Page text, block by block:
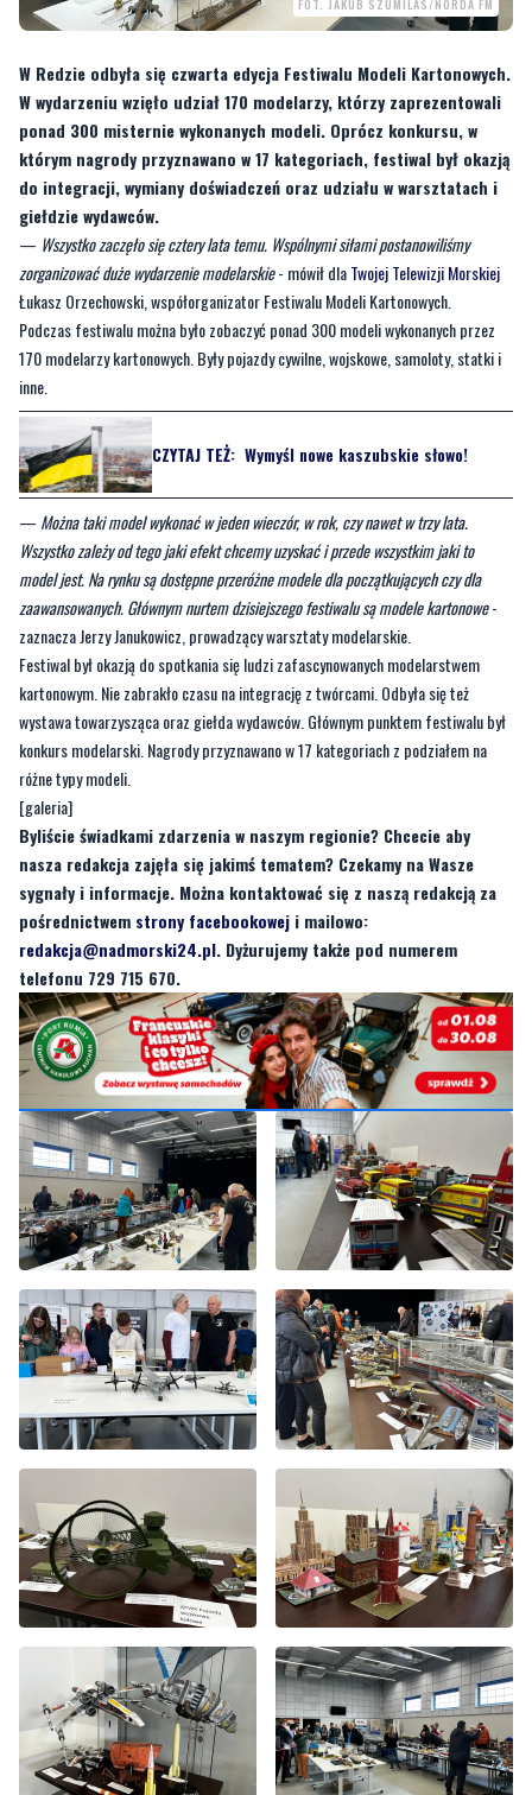
W wydarzeniu wzięło udział 170 modelarzy, którzy zaprezentowali
którym nagrody przyznawano w 17 kategoriach, festiwal był okazją
do integracji, wymiany doświadczeń oraz udziału w warsztatach i
giełdzie wydawców.
—Wszystko zaczęło się cztery lata temu. Wspólnymi siłami postanowiliśmy
zorganizować duże wydarzenie modelarskie- mówił dlaTwojej Telewizji Morskiej
Łukasz Orzechowski, współorganizator Festiwalu Modeli Kartonowych.
Podczas festiwalu można było zobaczyć ponad 300 modeli wykonanych przez
170 modelarzy kartonowych. Były pojazdy cywilne, wojskowe, samoloty, statki i
inne.
CZYTAJ TEŻ: Wymyśl nowe kaszubskie słowo!
Można taki model wykonać w jeden wieczór, w rok, czy nawet w trzy lata.
Wszystko zależy od tego jaki efekt chcemy uzyskać i przede wszystkim jaki to
model jest. Na rynku są dostępne przeróżne modele dla początkujących czy dla
zaawansowanych. Głównym nurtem dzisiejszego festiwalu są modele kartonowe
zaznacza Jerzy Janukowicz, prowadzący warsztaty modelarskie.
Festiwal był okazją do spotkania się ludzi zafascynowanych modelarstwem
kartonowym. Nie zabrakło czasu na integrację z twórcami. Odbyła się też
wystawa towarzysząca oraz giełda wydawców. Głównym punktem festiwalu był
konkurs modelarski. Nagrody przyznawano w 17 kategoriach z podziałem na
różne typy modeli.
[galeria]
Byliście świadkami zdarzenia w naszym regionie? Chcecie aby
nasza redakcja zajęła się jakimś tematem? Czekamy na Wasze
sygnały i informacje. Można kontaktować się z naszą redakcją za
pośrednictwemstrony facebookoweji mailowo:
redakcja@nadmorski24.pl. Dyżurujemy także pod numerem
telefonu 729 715 670.